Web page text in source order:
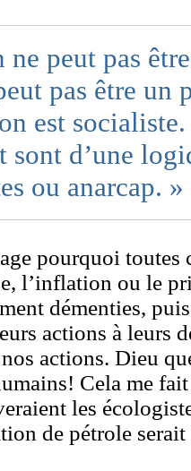
ne peut pas
pas être un
est
d’une
ou anarcap. »
pourquoi toutes
l’inflation ou le
démenties,
actions à leurs
actions. Dieu
Cela me
les
de pétrole